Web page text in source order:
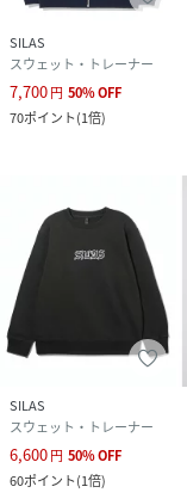
SILAS
スウェット・トレーナー
7,700円 50%OFF
70ポイント(1倍)
SILAS
スウェット・トレーナー
6,600円 50%OFF
60ポイント(1倍)